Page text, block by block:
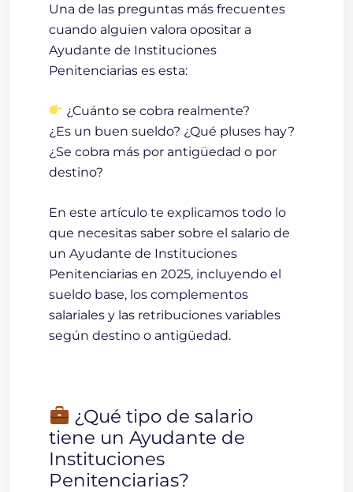
Una de las preguntas más frecuentes
cuando alguien valora opositar a
Ayudante de Instituciones
Penitenciarias es esta:
¿Cuánto se cobra realmente?
¿Es un buen sueldo? ¿Qué pluses hay?
¿Se cobra más por antigüedad o por
destino?
En este artículo te explicamos todo lo
que necesitas saber sobre el salario de
un Ayudante de Instituciones
Penitenciarias en 2025, incluyendo el
sueldo base, los complementos
salariales y las retribuciones variables
según destino o antigüedad.
¿Qué tipo de salario
tiene un Ayudante de
Instituciones
Penitenciarias?